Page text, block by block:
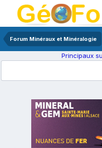
Forum Minéraux et Minéralogie
Principaux